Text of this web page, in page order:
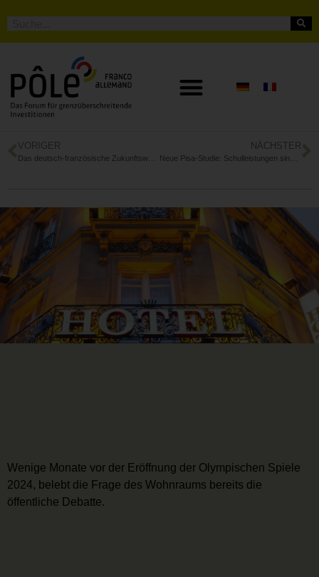
VORIGER NÄCHSTER
Wenige Monate vor der Eröffnung der Olympischen Spiele
2024, belebt die Frage des Wohnraums bereits die
öffentliche Debatte.